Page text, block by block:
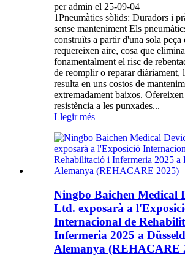
per admin el 25-09-04
1Pneumàtics sòlids: Duradors i
sense manteniment Els
construïts a partir d'una sola peça
requereixen aire, cosa que elimina
fonamentalment el risc de
de reomplir o reparar diàriament,
resulta en uns costos de
extremadament baixos.
resistència a les punxades...
Llegir més
Ningbo Baichen Medical
Ltd. exposarà a
Internacional de
Infermeria 2025 a
Alemanya (REHACARE